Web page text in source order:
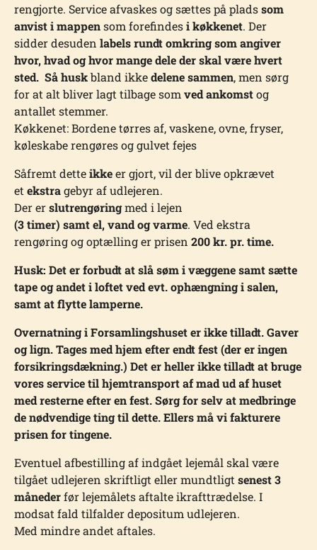
rengjorte. Service afvaskes og sættes på pladssom
anvist i mappensom forefindesi køkkenet. Der
sidder desuden labels rundt omkring som angiver
hvor, hvad og hvor mange dele der skal være hvert
sted. Så huskbland ikkedelene sammen, men sørg
for at alt bliver lagt tilbage som ved ankomstog
antallet stemmer.
Køkkenet: Bordene tørres af, vaskene, ovne, fryser,
køleskabe rengøres og gulvet fejes
Såfremt detteikkeer gjort, vil der blive opkrævet
et ekstragebyr af udlejeren.
Der erslutrengøringmed i lejen
(3 timer) samt el, vand og varme. Ved ekstra
rengøring og optælling er prisen 200 kr. pr. time.
Husk: Det er forbudt at slå søm i væggene samt sætte
tape og andet i loftet ved evt. ophængning i salen,
samt at flytte lamperne.
Overnatning i Forsamlingshuset er ikke tilladt. Gaver
og lign. Tages med hjem efter endt fest (der er ingen
forsikringsdækning.) Det er heller ikke tilladt at bruge
vores service til hjemtransport af mad ud af huset
med resterne efter en fest. Sørg for selv at medbringe
de nødvendige ting til dette. Ellers må vi fakturere
prisen for tingene.
Eventuel afbestilling af indgået lejemål skal være
tilgået udlejeren skriftligt eller mundtligt senest 3
månederfør lejemålets aftalte ikrafttrædelse. I
modsat fald tilfalder depositum udlejeren.
Med mindre andet aftales.